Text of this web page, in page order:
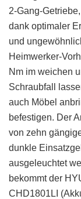
2-Gang-
dank optimaler
und
Heimwerker-
Nm im weichen
Schraubfall
auch Möbel
befestigen. Der
von zehn
dunkle
ausgeleuchtet
bekommt der
CHD1801LI